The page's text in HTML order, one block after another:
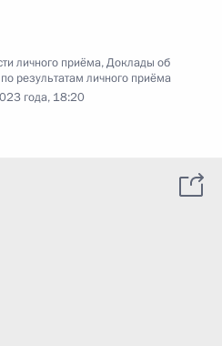
личного приёма,Доклады об
результатам личного приёма
года, 18:20